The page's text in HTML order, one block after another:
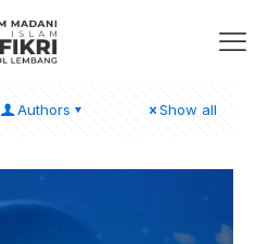
Authors Show all